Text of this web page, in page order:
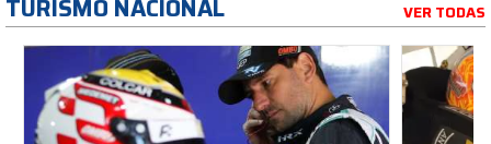
TURISMO NACIONAL VER TODAS